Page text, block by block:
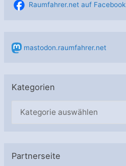
Raumfahrer.net auf Facebook
mastodon.raumfahrer.net
Kategorien
g
Partnerseite